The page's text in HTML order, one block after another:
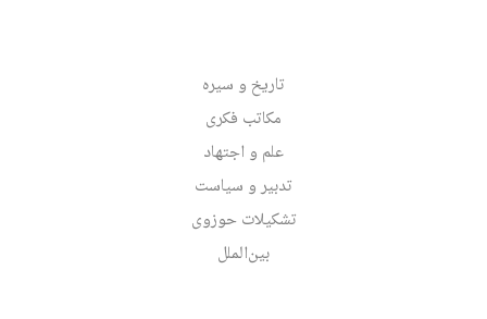
تاریخ و سیره
مکاتب فکری
علم و اجتهاد
تدبیر و سیاست
تشکیلات حوزوی
بین‌الملل